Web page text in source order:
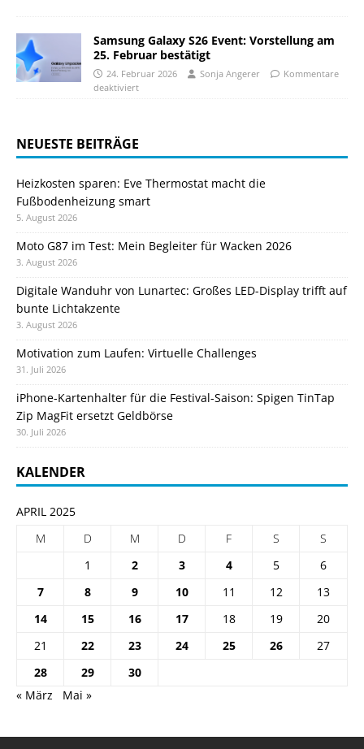
Samsung Galaxy S26 Event: Vorstellung am
25. Februar bestätigt
24. Februar 2026 Sonja Angerer
Kommentare
deaktiviert
NEUESTE BEITRÄGE
Heizkosten sparen: Eve Thermostat macht die
Fußbodenheizung smart
5. August 2026
Moto G87 im Test: Mein Begleiter für Wacken 2026
3. August 2026
Digitale Wanduhr von Lunartec: Großes LED-Display trifft auf
bunte Lichtakzente
3. August 2026
Motivation zum Laufen: Virtuelle Challenges
31. Juli 2026
iPhone-Kartenhalter für die Festival-Saison: Spigen TinTap
Zip MagFit ersetzt Geldbörse
30. Juli 2026
KALENDER
APRIL 2025
M
D M D F S
S
1
2 3 4 5
6
7
8 9 10 11 12
13
14
15 16 17 18 19
20
21
22 23 24 25 26
27
28
29
30
« März
Mai »